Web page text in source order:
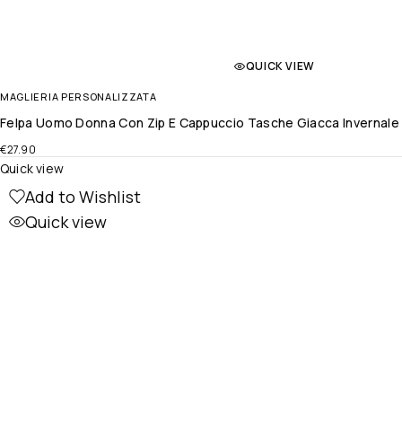
QUICK VIEW
MAGLIERIA PERSONALIZZATA
Felpa Uomo Donna Con Zip E Cappuccio Tasche Giacca
€27.90
Add to Wishlist
Quick view
Quick view